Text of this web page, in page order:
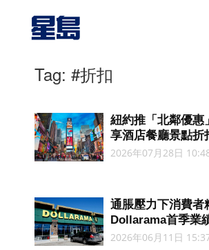
Tag: #折扣
紐約推「北鄰優
享酒店餐廳景點折
2026年07月28日
通脹壓力下消費者
Dollarama首季業
2026年06月11日